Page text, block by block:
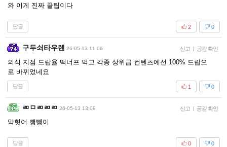
와 이게 진짜 꿀팁이다
답글 0
2
구두쇠타우렌 26-05-13 11:06 신고 | 공감 확인
의식 지점 드랍율 떡너프 먹고 각종 상위급 컨텐츠에선 100% 드랍으
로 바뀌었네요
답글 0
1
ㄻㅁㄻㄻㄻ 26-05-13 13:09 신고 | 공감 확인
막혓어 뺑뺑이
답글 0
0